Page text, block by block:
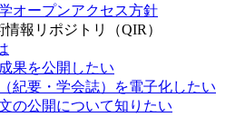
オープンアクセス方針
報リポジトリ（QIR）
果を公開したい
紀要・学会誌）を電子化したい
の公開について知りたい